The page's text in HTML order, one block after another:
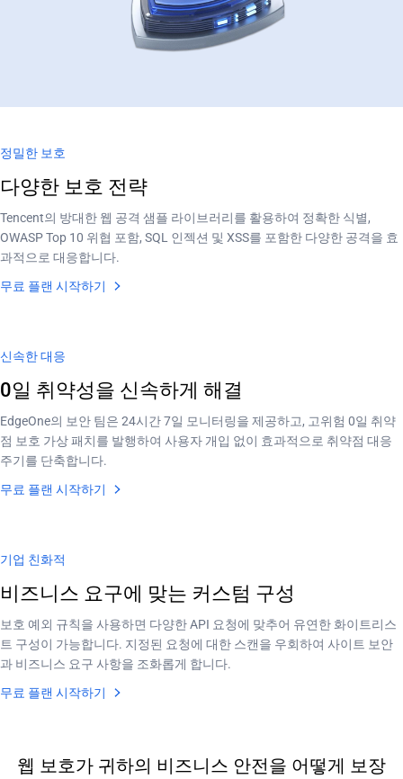
정밀한 보호
다양한 보호 전략
Tencent의 방대한 웹 공격 샘플 라이브러리를 활용하여 정확한 식별,
OWASP Top 10 위협 포함, SQL 인젝션 및 XSS를 포함한 다양한 공격을 효
과적으로 대응합니다.
무료 플랜 시작하기
신속한 대응
0일 취약성을 신속하게 해결
EdgeOne의 보안 팀은 24시간 7일 모니터링을 제공하고, 고위험 0일 취약
점 보호 가상 패치를 발행하여 사용자 개입 없이 효과적으로 취약점 대응
주기를 단축합니다.
무료 플랜 시작하기
기업 친화적
비즈니스 요구에 맞는 커스텀 구성
보호 예외 규칙을 사용하면 다양한 API 요청에 맞추어 유연한 화이트리스
트 구성이 가능합니다. 지정된 요청에 대한 스캔을 우회하여 사이트 보안
과 비즈니스 요구 사항을 조화롭게 합니다.
무료 플랜 시작하기
웹 보호가 귀하의 비즈니스 안전을 어떻게 보장